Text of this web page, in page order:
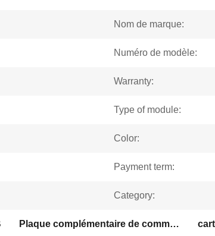
Nom de marque:
Numéro de modèle:
Warranty:
Type of module:
Color:
Payment term:
Category:
Plaque complémentaire de commande de machine PLC